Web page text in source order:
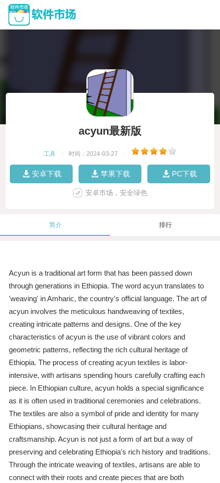
acyun最新版
工具 时间：2024-03-27
安卓下载 苹果下载 PC下载
安卓市场，安全绿色
简介 排行
Acyun is a traditional art form that has been passed down
through generations in Ethiopia. The word acyun translates to
'weaving' in Amharic, the country's official language. The art of
acyun involves the meticulous handweaving of textiles,
creating intricate patterns and designs. One of the key
characteristics of acyun is the use of vibrant colors and
geometric patterns, reflecting the rich cultural heritage of
Ethiopia. The process of creating acyun textiles is labor-
intensive, with artisans spending hours carefully crafting each
piece. In Ethiopian culture, acyun holds a special significance
as it is often used in traditional ceremonies and celebrations.
The textiles are also a symbol of pride and identity for many
Ethiopians, showcasing their cultural heritage and
craftsmanship. Acyun is not just a form of art but a way of
preserving and celebrating Ethiopia's rich history and traditions.
Through the intricate weaving of textiles, artisans are able to
connect with their roots and create pieces that are both